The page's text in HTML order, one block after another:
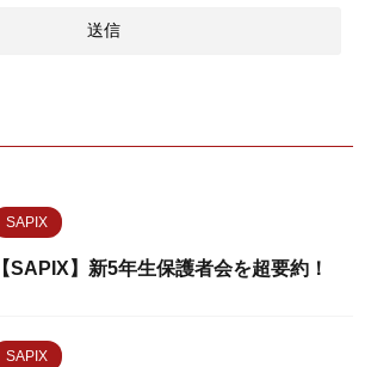
SAPIX
【SAPIX】新5年生保護者会を超要約！
SAPIX